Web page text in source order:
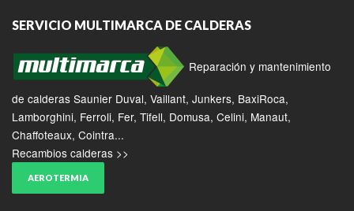
SERVICIO MULTIMARCA DE CALDERAS
Reparación y mantenimiento
de calderas Saunier Duval, Vaillant, Junkers, BaxiRoca,
Lamborghini, Ferroli, Fer, Tifell, Domusa, Celini, Manaut,
Chaffoteaux, Cointra...
Recambios calderas >>
AEROTERMIA